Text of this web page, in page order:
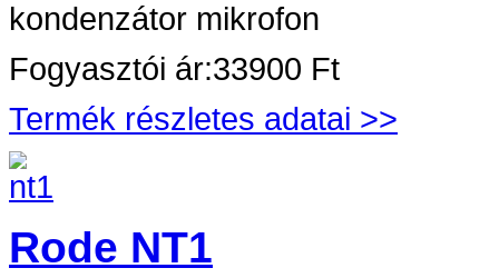
kondenzátor mikrofon
Fogyasztói ár:33900 Ft
Termék részletes adatai >>
Rode NT1